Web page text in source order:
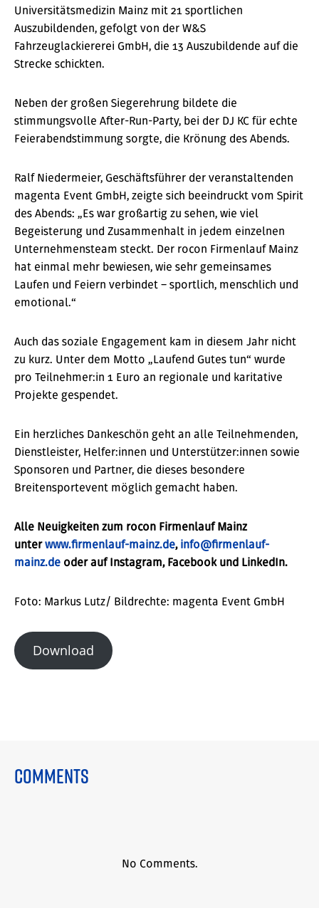
Universitätsmedizin Mainz mit 21 sportlichen
Auszubildenden, gefolgt von der W&S
Fahrzeuglackiererei GmbH, die 13 Auszubildende auf die
Strecke schickten.
Neben der großen Siegerehrung bildete die
stimmungsvolle After-Run-Party, bei der DJ KC für echte
Feierabendstimmung sorgte, die Krönung des Abends.
Ralf Niedermeier, Geschäftsführer der veranstaltenden
magenta Event GmbH, zeigte sich beeindruckt vom Spirit
des Abends: „Es war großartig zu sehen, wie viel
Begeisterung und Zusammenhalt in jedem einzelnen
Unternehmensteam steckt. Der rocon Firmenlauf Mainz
hat einmal mehr bewiesen, wie sehr gemeinsames
Laufen und Feiern verbindet – sportlich, menschlich und
emotional.“
Auch das soziale Engagement kam in diesem Jahr nicht
zu kurz. Unter dem Motto „Laufend Gutes tun“ wurde
pro Teilnehmer:in 1 Euro an regionale und karitative
Projekte gespendet.
Ein herzliches Dankeschön geht an alle Teilnehmenden,
Dienstleister, Helfer:innen und Unterstützer:innen sowie
Sponsoren und Partner, die dieses besondere
Breitensportevent möglich gemacht haben.
Alle Neuigkeiten zum rocon Firmenlauf Mainz
unterwww.firmenlauf-mainz.de, info@firmenlauf-
mainz.deoder auf Instagram, Facebook und LinkedIn.
Foto: Markus Lutz/ Bildrechte: magenta Event GmbH
Download
Comments
No Comments.